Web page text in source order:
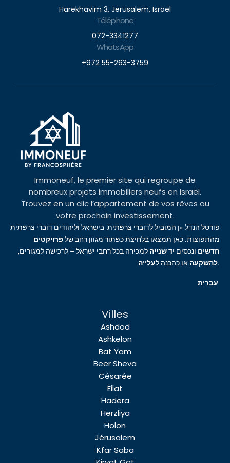
Harekhavim 3, Jerusalem, Israel
Téléphone
072-3341277
WhatsApp
+972 55-263-3759
Immoneuf, le premier site qui regroupe de
nombreux projets immobiliers neufs en Israël.
Trouvez en un clic l’appartement de vos rêves ou
votre prochain investissement.
פורטל הנדל »ן המוביל לדוברי צרפתית בישראל וליהודים דוברי צרפתית
מהתפוצות. כאן תמצאו בלחיצת כפתור מגוון רחב שלפרויקטים
חדשים ונכסים יד שנייה למכירה בכל רחבי ישראל – לרכישה למגורים,
להשקעה או כהכנה לעלייה .
Villes
Ashdod
Ashkelon
Bat Yam
Beer Sheva
Césarée
Eilat
Hadera
Herzliya
Holon
Jérusalem
Kfar Saba